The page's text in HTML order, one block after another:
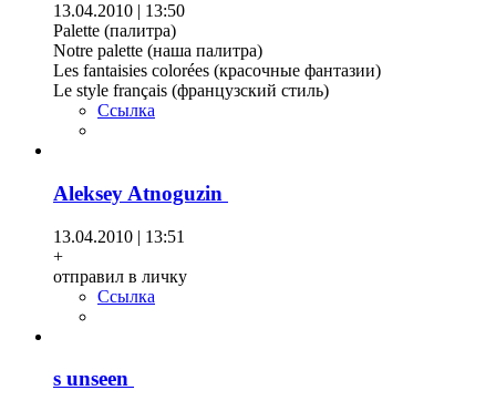
13.04.2010 | 13:50
Palette (палитра)
Notre palette (наша палитра)
Les fantaisies colorées (красочные фантазии)
Le style français (французский стиль)
Ссылка
Aleksey Atnoguzin
13.04.2010 | 13:51
+
отправил в личку
Ссылка
s unseen